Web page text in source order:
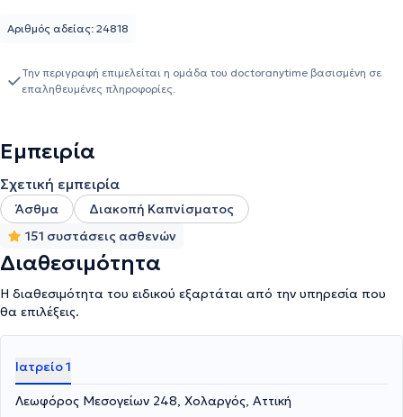
- Φυματιολογία στο Γενικό Νοσοκομείο Νοσημάτων Θώρακος
του Νοσοκομείου "Metropolitan". Τέλος, η ιατρός είναι μέλος του
Ιατρικού Συλλόγου Αθηνών, της European Respiratory Society, της
Χρόνιας Αποφρακτικής Πνευμονοπάθειας.
Αριθμός αδείας: 24818
Την περιγραφή επιμελείται η ομάδα του doctoranytime βασισμένη σε
επαληθευμένες πληροφορίες.
Εμπειρία
Σχετική εμπειρία
Άσθμα
Διακοπή Καπνίσματος
151 συστάσεις ασθενών
Διαθεσιμότητα
Η διαθεσιμότητα του ειδικού εξαρτάται από την υπηρεσία που
θα επιλέξεις.
Ιατρείο 1
Λεωφόρος Μεσογείων 248, Χολαργός, Αττική